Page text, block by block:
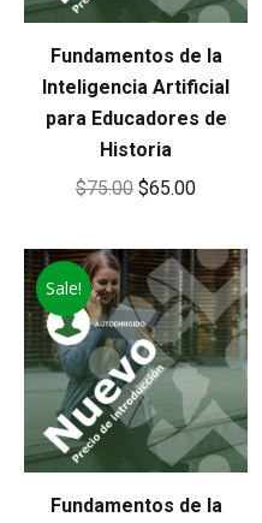
Fundamentos de la
Inteligencia Artificial
para Educadores de
Historia
$75.00 Original
was:
$75.00.
$65.00Current
is:
$65.00.
Sale!
Fundamentos de la